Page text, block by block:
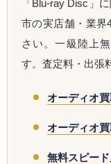
「Blu-ray Disc」
市の実店舗・業界
さい。一級陸上
す。査定料・出張
オーディオ
オーディオ
無料スピード